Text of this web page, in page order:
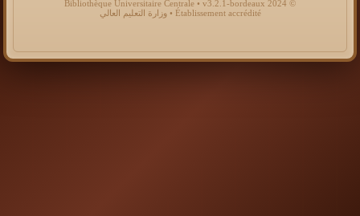
© 2024 Bibliothèque Universitaire Centrale • v3.2.1-bordeaux
Établissement accrédité • وزارة التعليم العالي